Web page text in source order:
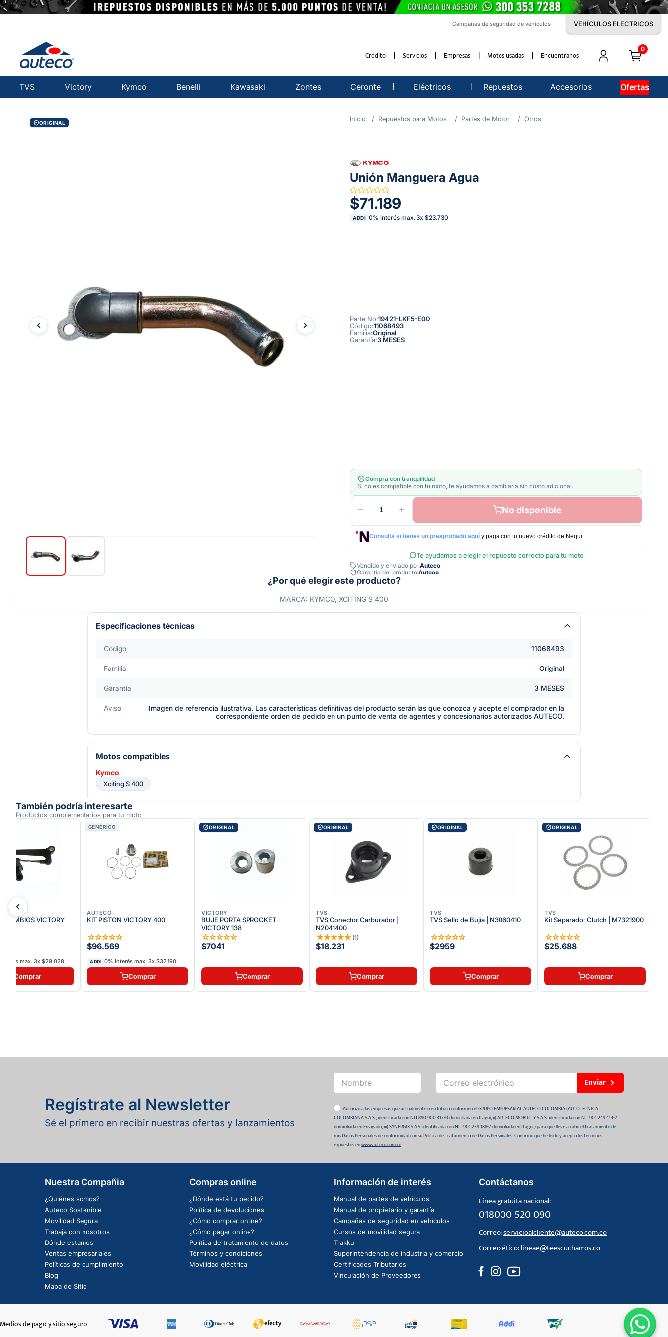
Campañas de seguridad de vehículos VEHÍCULOS ELECTRICOS
Crédito Servicios Empresas Motos usadas Encuéntranos
0
TVS Victory Kymco Benelli Kawasaki Zontes Ceronte Eléctricos Repuestos Accesorios Ofertas
ORIGINAL Repuestos para Motos Partes de Motor Otros
Unión Manguera Agua
$71.189
ADDI 0% interés max. 3x $23.730
Parte No:19421-LKF5-E00
Código:11068493
Familia:Original
Garantía:3 MESES
Compra con tranquilidad
Si no es compatible con tu moto, te ayudamos a cambiarla sin costo adicional.
1 No disponible
Consulta si tienes un preaprobado aquí y paga con tu nuevo crédito de Nequi.
Te ayudamos a elegir el repuesto correcto para tu moto
Vendido y enviado por:Auteco
Garantía del producto:Auteco
¿Por qué elegir este producto?
MARCA: KYMCO, XCITING S 400
Especificaciones técnicas
Código 11068493
Familia Original
Garantía 3 MESES
Aviso
Imagen de referencia ilustrativa. Las características definitivas del producto serán las que conozca y acepte el comprador en la
correspondiente orden de pedido en un punto de venta de agentes y concesionarios autorizados AUTECO.
Motos compatibles
Kymco
Xciting S 400
También podría interesarte
Productos complementarios para tu moto
CAMBIOS VICTORY
max. 3x $29.028
Comprar
GENÉRICO
AUTECO
KIT PISTON VICTORY 400
☆☆☆☆☆
$96.569
ADDI 0% interés max. 3x $32.190
Comprar
ORIGINAL
VICTORY
BUJE PORTA SPROCKET
VICTORY 138
☆☆☆☆☆
$7041
Comprar
ORIGINAL
TVS
TVS Conector Carburador |
N2041400
★★★★★ (1)
$18.231
Comprar
ORIGINAL
TVS
TVS Sello de Bujía | N3060410
☆☆☆☆☆
$2959
Comprar
ORIGINAL
TVS
Kit Separador Clutch | M7321900
☆☆☆☆☆
$25.688
Comprar
Regístrate al Newsletter
Sé el primero en recibir nuestras ofertas y lanzamientos
Enviar
Autorizo a las empresas que actualmente o en futuro conformen el GRUPO EMPRESARIAL AUTECO COLOMBIA (AUTOTECNICA
COLOMBIANA S.A.S., identificada con NIT 890.900.317-0 domiciliada en Itagüí, ii) AUTECO MOBILITY S.A.S. identificada con NIT 901.249.413-7
domiciliada en Envigado, iii) SYNERGIX S.A.S. identificada con NIT 901.259.188-7 domiciliada en Itagüí,) para que lleve a cabo el Tratamiento de
mis Datos Personales de conformidad con su Política de Tratamiento de Datos Personales. Confirmo que he leído y acepto los términos
expuestos enwww.auteco.com.co
Nuestra Compañia
¿Quiénes somos?
Auteco Sostenible
Movilidad Segura
Trabaja con nosotros
Dónde estamos
Ventas empresariales
Políticas de cumplimiento
Blog
Mapa de Sitio
Compras online
¿Dónde está tu pedido?
Política de devoluciones
¿Cómo comprar online?
¿Cómo pagar online?
Política de tratamiento de datos
Términos y condiciones
Movilidad eléctrica
Información de interés
Manual de partes de vehículos
Manual de propietario y garantía
Campañas de seguridad en vehículos
Cursos de movilidad segura
Trakku
Superintendencia de industria y comercio
Certificados Tributarios
Vinculación de Proveedores
Contáctanos
Línea gratuita nacional:
018000 520 090
Correo:servicioalcliente@auteco.com.co
Correo ético:lineae@teescuchamos.co
Medios de pago y sitio seguro